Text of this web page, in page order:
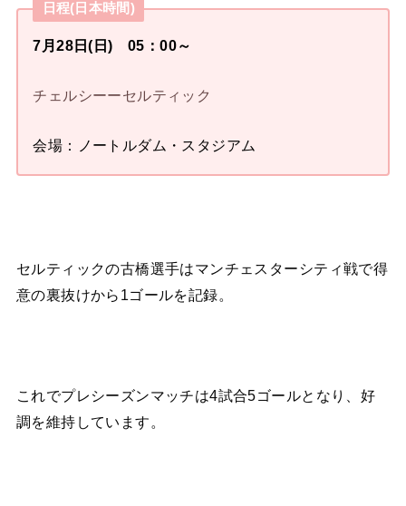
日程(日本時間)
7月28日(日) 05：00～
チェルシーーセルティック
会場：ノートルダム・スタジアム
セルティックの古橋選手はマンチェスターシティ戦で得
意の裏抜けから1ゴールを記録。
これでプレシーズンマッチは4試合5ゴールとなり、好
調を維持しています。